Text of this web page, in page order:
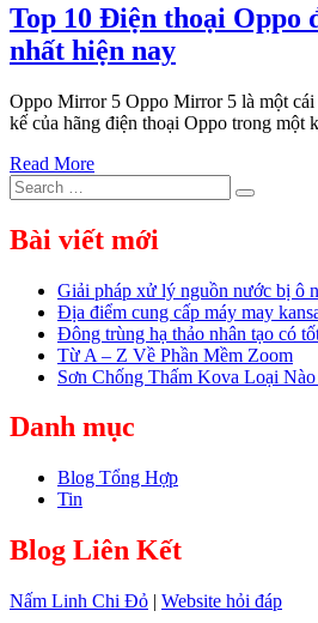
Top 10 Điện thoại Oppo
nhất hiện nay
Oppo Mirror 5 Oppo Mirror 5 là một cái
kế của hãng điện thoại Oppo trong
Read More
Search
for:
Search
Bài viết mới
Giải pháp xử lý nguồn nước bị ô
Địa điểm cung cấp máy may
Đông trùng hạ thảo nhân tạo có
Từ A – Z Về Phần Mềm Zoom
Sơn Chống Thấm Kova Loại
Danh mục
Blog Tổng Hợp
Tin
Blog Liên Kết
Nấm Linh Chi Đỏ | Website hỏi đáp